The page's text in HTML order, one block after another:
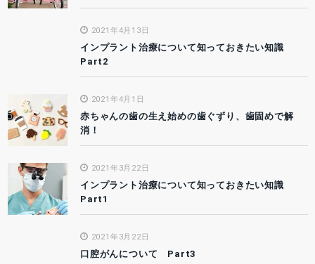
2021年4月13日
インプラント治療について知っておきたい知識
Part2
2021年4月1日
赤ちゃんの歯の生え始めの歯ぐずり、歯固めで解
消！
2021年3月22日
インプラント治療について知っておきたい知識
Part1
2021年3月22日
口腔がんについて Part3